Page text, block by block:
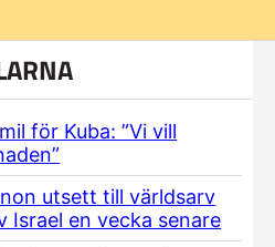
för Kuba: ”Vi vill
utsett till världsarv
Israel en vecka senare